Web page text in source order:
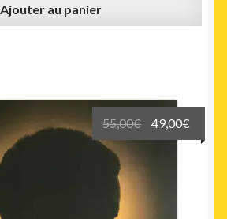
Ajouter au panier
55,00€
Le
prix
49,00€
prix